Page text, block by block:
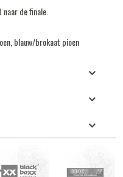
de finale.
blauw/brokaat pioen